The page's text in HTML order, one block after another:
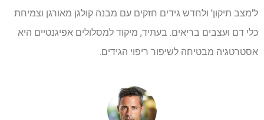
ל'מצב תיקון' ולחדש גידים חזקים עם מבנה קולגן מאורגן וצמיחת
כלי דם ועצבים בריאים. בעתיד, מיקוד למסלולים אפיגנטיים היא
אסטרטגיה מבטיחה לשיפור ריפוי הגידים.